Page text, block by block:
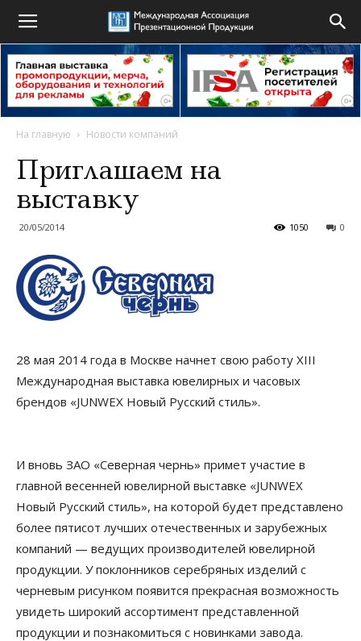
На главную Новости компаний
Приглашаем на
выставку
20/05/2014 0
1050
28 мая 2014 года в Москве начнет свою работу XIII
Международная выставка ювелирных и часовых
брендов «JUNWEX Новый Русский стиль».
И вновь ЗАО «Северная чернь» примет участие в
главной весенней ювелирной выставке «JUNWEX
Новый Русский стиль», на которой будет представлено
более пятисот лучших отечественных и зарубежных
компаний — ведущих производителей ювелирной
продукции. У поклонников серебряных изделий с
черневым рисунком появится прекрасная возможность
увидеть широкий ассортимент представленной
продукции и познакомиться с новинками завода.